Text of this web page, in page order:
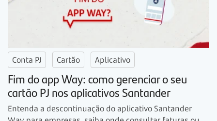
Conta PJ Cartão Aplicativo
Fim do app Way: como gerenciar o seu
cartão PJ nos aplicativos Santander
Entenda a descontinuação do aplicativo Santander